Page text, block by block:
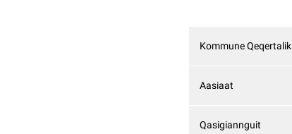
Kommune Qeqertalik
Aasiaat
Qasigiannguit